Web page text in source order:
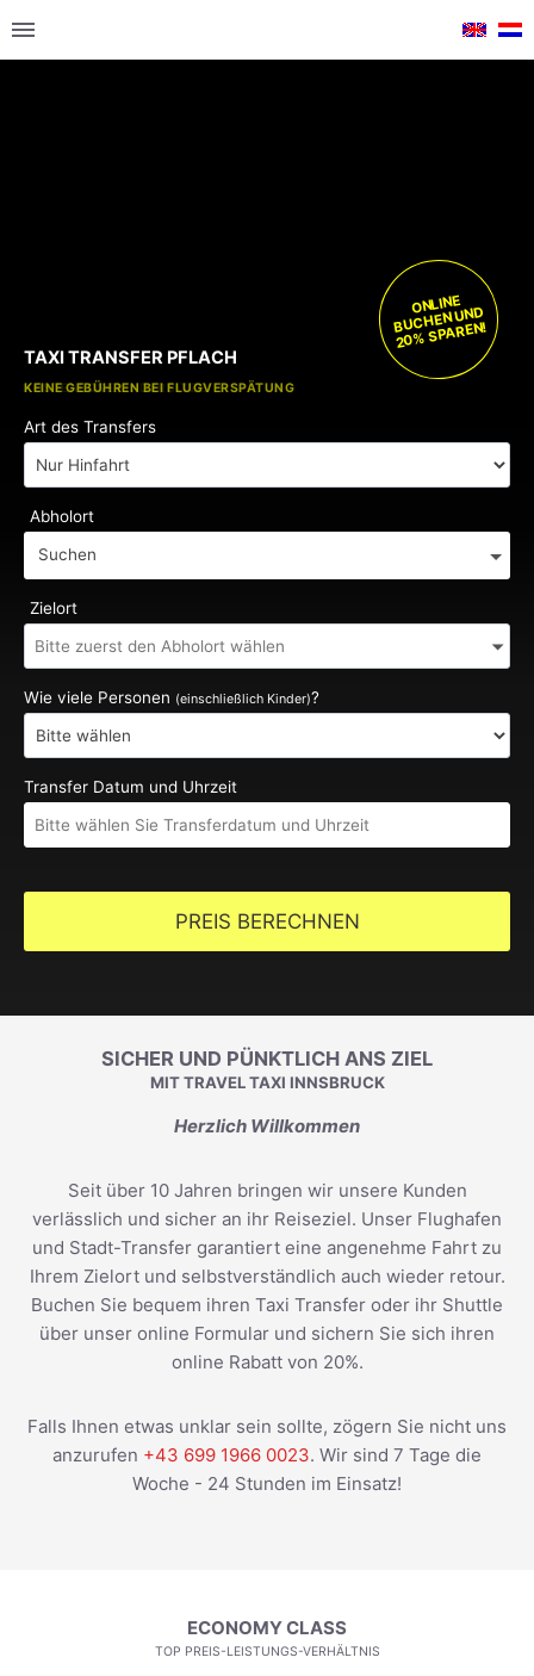
KOSTENLOSE KINDERSITZE
KEINE GEBÜHREN BEI FLUGVERSPÄTUNG
TAXI TRANSFER PFLACH
ONLINE
BUCHEN UND
20% SPAREN!
Art des Transfers
Abholort
Suchen
Zielort
Wie viele Personen (einschließlich Kinder)?
Transfer Datum und Uhrzeit
PREIS BERECHNEN
SICHER UND PÜNKTLICH ANS ZIEL
MIT TRAVEL TAXI INNSBRUCK
Herzlich Willkommen
Seit über 10 Jahren bringen wir unsere Kunden
verlässlich und sicher an ihr Reiseziel. Unser Flughafen
und Stadt-Transfer garantiert eine angenehme Fahrt zu
Ihrem Zielort und selbstverständlich auch wieder retour.
Buchen Sie bequem ihren Taxi Transfer oder ihr Shuttle
über unser online Formular und sichern Sie sich ihren
online Rabatt von 20%.
Falls Ihnen etwas unklar sein sollte, zögern Sie nicht uns
anzurufen +43 699 1966 0023. Wir sind 7 Tage die
Woche - 24 Stunden im Einsatz!
ECONOMY CLASS
TOP PREIS-LEISTUNGS-VERHÄLTNIS